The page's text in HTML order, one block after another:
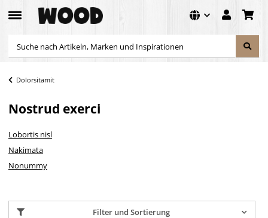
Dolorsitamit
Nostrud exerci
Lobortis nisl
Nakimata
Nonummy
Filter und Sortierung